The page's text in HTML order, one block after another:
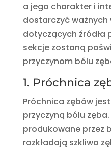
a jego charakter i
dostarczyć ważnych
dotyczących źródła
sekcje zostaną
przyczynom bólu
1. Próchnica
Próchnica zębów
przyczyną bólu
produkowane przez
rozkładają szkliwo